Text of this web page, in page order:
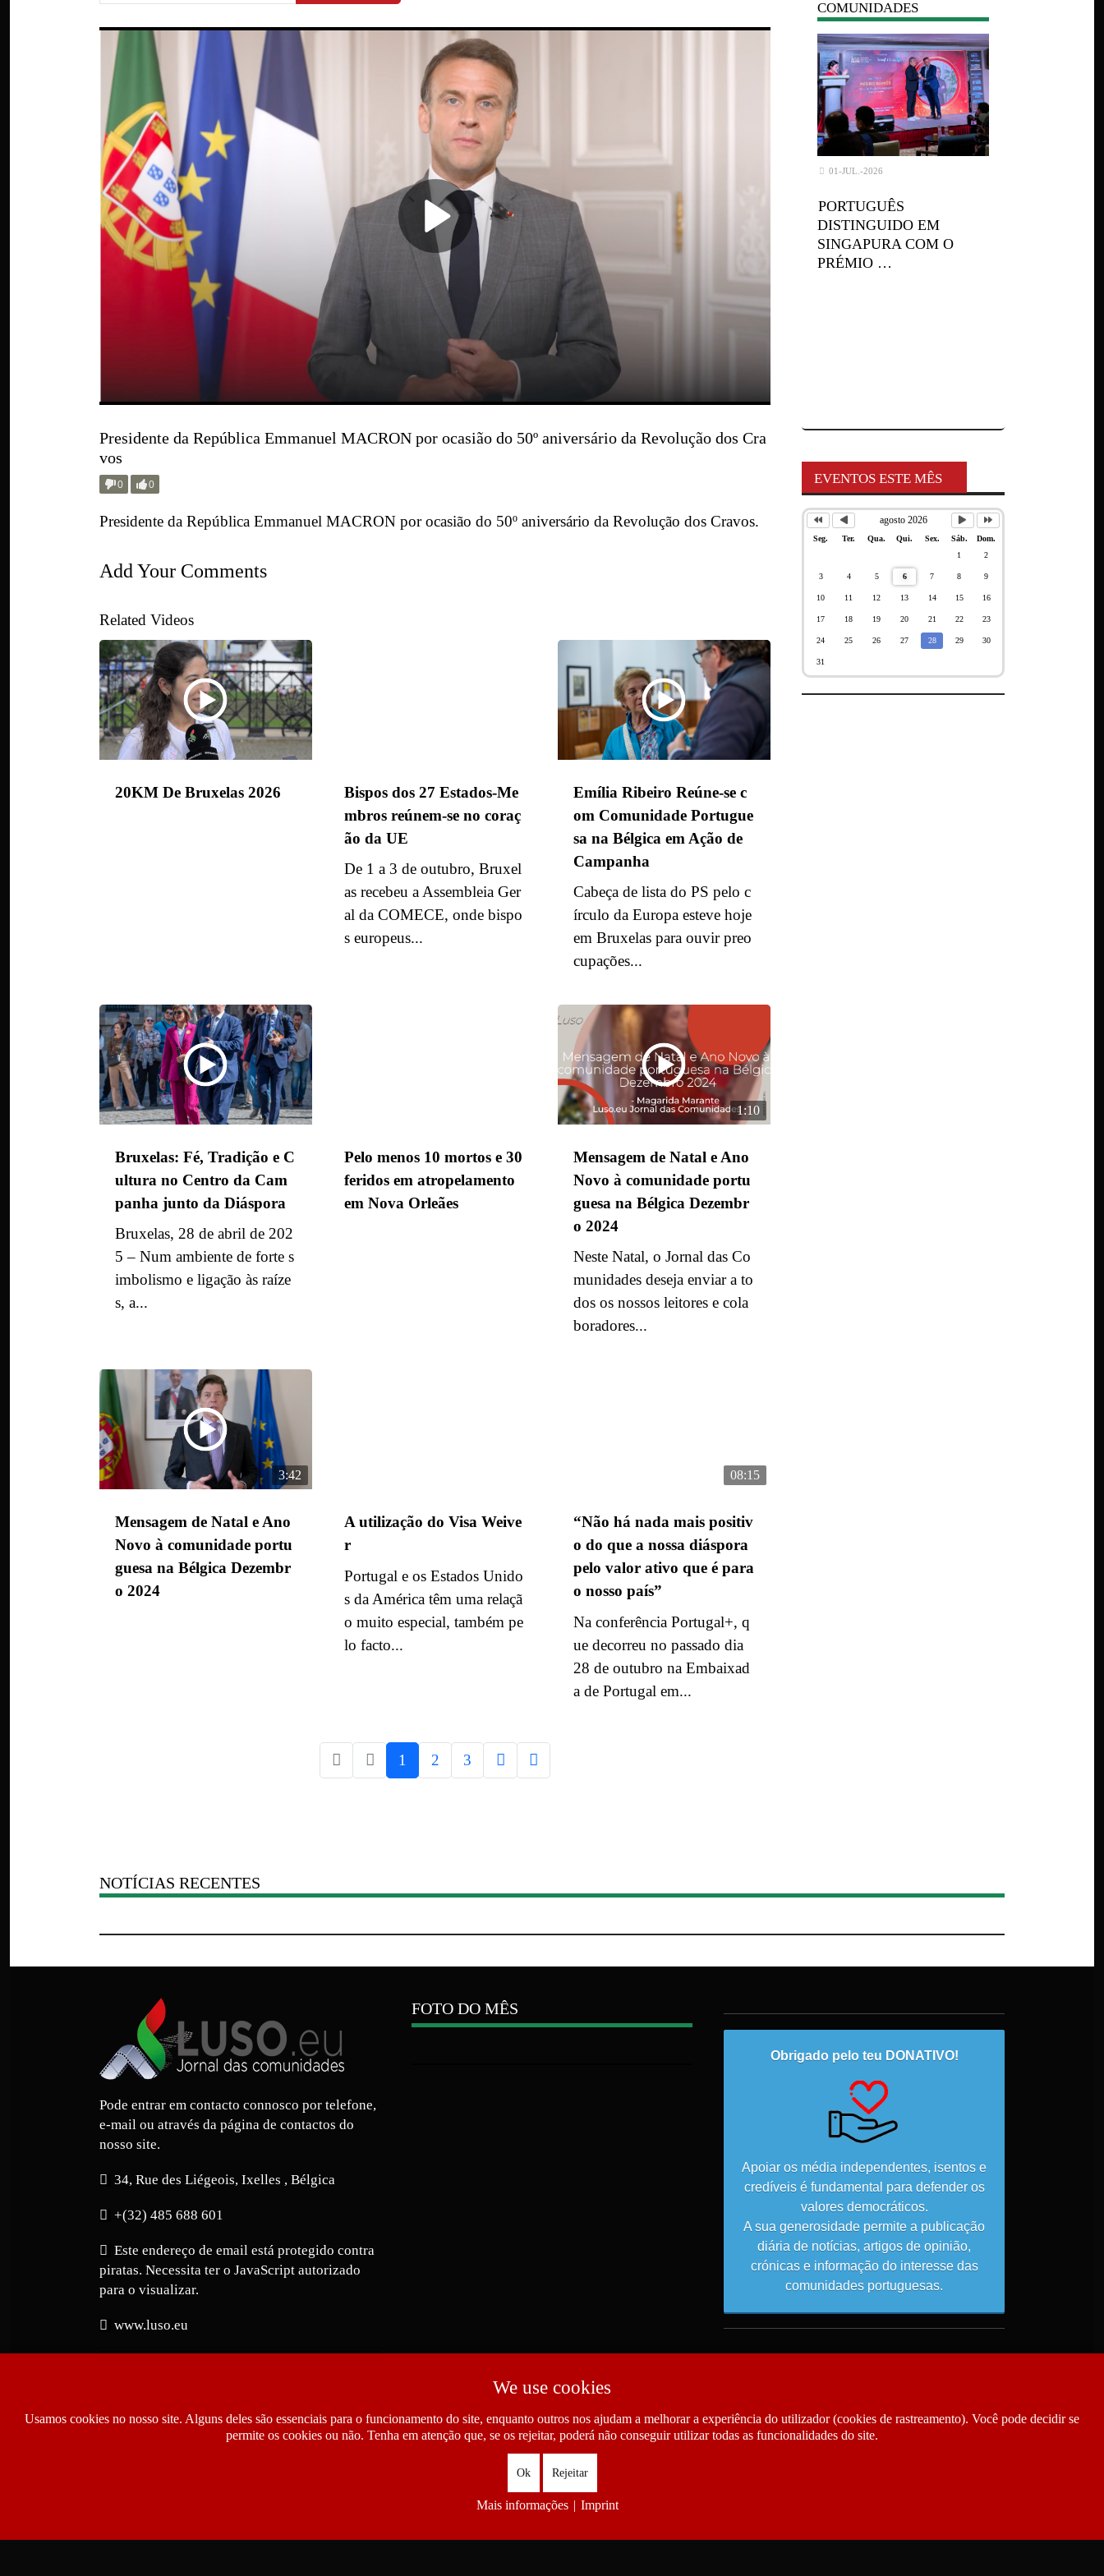
Presidente da República Emmanuel MACRON por ocasião do 50º aniversário da Revolução dos Cra
vos
0 0
Presidente da República Emmanuel MACRON por ocasião do 50º aniversário da Revolução dos Cravos.
Add Your Comments
Related Videos
20KM De Bruxelas 2026
Bispos dos 27 Estados-Me
mbros reúnem-se no coraç
ão da UE
De 1 a 3 de outubro, Bruxel
as recebeu a Assembleia Ger
al da COMECE, onde bispo
s europeus...
Emília Ribeiro Reúne-se c
om Comunidade Portugue
sa na Bélgica em Ação de
Campanha
Cabeça de lista do PS pelo c
írculo da Europa esteve hoje
em Bruxelas para ouvir preo
cupações...
Bruxelas: Fé, Tradição e C
ultura no Centro da Cam
panha junto da Diáspora
Bruxelas, 28 de abril de 202
5 – Num ambiente de forte s
imbolismo e ligação às raíze
s, a...
Pelo menos 10 mortos e 30
feridos em atropelamento
em Nova Orleães
1:10
Mensagem de Natal e Ano
Novo à comunidade portu
guesa na Bélgica Dezembr
o 2024
Neste Natal, o Jornal das Co
munidades deseja enviar a to
dos os nossos leitores e cola
boradores...
3:42
Mensagem de Natal e Ano
Novo à comunidade portu
guesa na Bélgica Dezembr
o 2024
A utilização do Visa Weive
r
Portugal e os Estados Unido
s da América têm uma relaçã
o muito especial, também pe
lo facto...
08:15
“Não há nada mais positiv
o do que a nossa diáspora
pelo valor ativo que é para
o nosso país”
Na conferência Portugal+, q
ue decorreu no passado dia
28 de outubro na Embaixad
a de Portugal em...
1 2 3
COMUNIDADES
01-JUL.-2026
PORTUGUÊS
DISTINGUIDO EM
SINGAPURA COM O
PRÉMIO …
EVENTOS ESTE MÊS
agosto 2026
Seg. Ter. Qua. Qui. Sex. Sáb.
Dom.
1
2
3 4 5 6 7 8 9
10 11 12 13 14 15 16
17 18 19 20 21 22 23
24 25 26 27 28 29 30
31
NOTÍCIAS RECENTES
Pode entrar em contacto connosco por telefone,
e-mail ou através da página de contactos do
nosso site.
34, Rue des Liégeois, Ixelles , Bélgica
+(32) 485 688 601
Este endereço de email está protegido contra
piratas. Necessita ter o JavaScript autorizado
para o visualizar.
www.luso.eu
FOTO DO MÊS
Obrigado pelo teu DONATIVO!
Apoiar os média independentes, isentos e
credíveis é fundamental para defender os
valores democráticos.
A sua generosidade permite a publicação
diária de notícias, artigos de opinião,
crónicas e informação do interesse das
comunidades portuguesas.
Copyright © 2026 Luso.eu | Jornal Notícias das Comunidades Portuguesas. All Rights Reserved.
We use cookies
Usamos cookies no nosso site. Alguns deles são essenciais para o funcionamento do site, enquanto outros nos ajudam a melhorar a experiência do utilizador (cookies de rastreamento). Você pode decidir se
permite os cookies ou não. Tenha em atenção que, se os rejeitar, poderá não conseguir utilizar todas as funcionalidades do site.
Ok Rejeitar
Mais informações | Imprint